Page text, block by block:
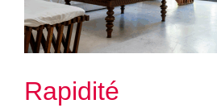
Rapidité